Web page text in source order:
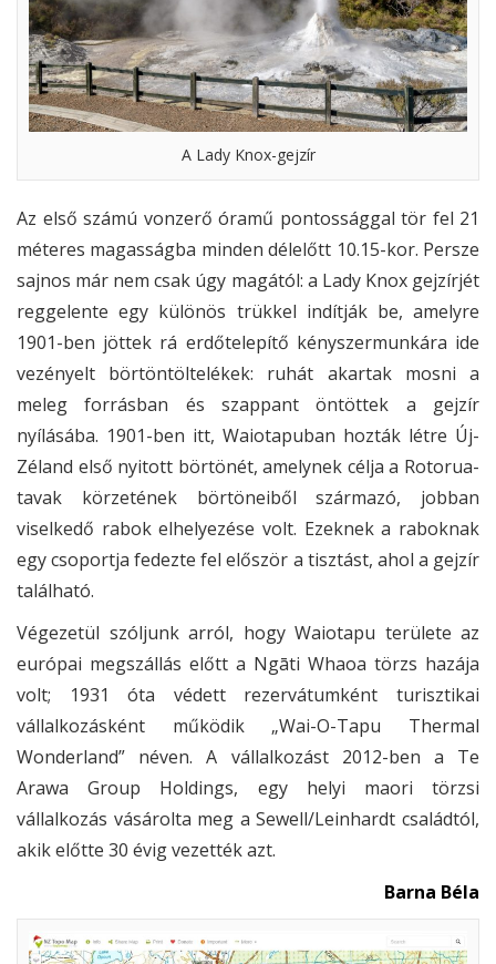
A Lady Knox-gejzír
Az első számú vonzerő óramű pontossággal tör fel 21
méteres magasságba minden délelőtt 10.15-kor. Persze
sajnos már nem csak úgy magától: a Lady Knox gejzírjét
reggelente egy különös trükkel indítják be, amelyre
1901-ben jöttek rá erdőtelepítő kényszermunkára ide
vezényelt börtöntöltelékek: ruhát akartak mosni a
meleg forrásban és szappant öntöttek a gejzír
nyílásába. 1901-ben itt, Waiotapuban hozták létre Új-
Zéland első nyitott börtönét, amelynek célja a Rotorua-
tavak körzetének börtöneiből származó, jobban
viselkedő rabok elhelyezése volt. Ezeknek a raboknak
egy csoportja fedezte fel először a tisztást, ahol a gejzír
található.
Végezetül szóljunk arról, hogy Waiotapu területe az
európai megszállás előtt a Ngāti Whaoa törzs hazája
volt; 1931 óta védett rezervátumként turisztikai
vállalkozásként működik „Wai-O-Tapu Thermal
Wonderland” néven. A vállalkozást 2012-ben a Te
Arawa Group Holdings, egy helyi maori törzsi
vállalkozás vásárolta meg a Sewell/Leinhardt családtól,
akik előtte 30 évig vezették azt.
Barna Béla